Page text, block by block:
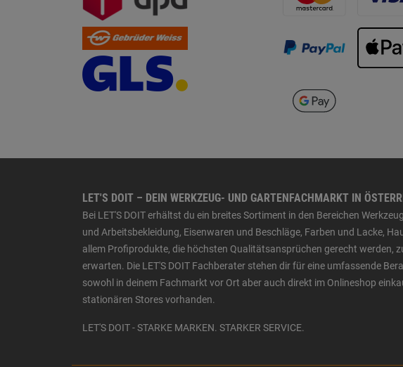
LET'S DOIT – DEIN WERKZEUG- UND GARTENFACHMARKT IN
Bei LET'S DOIT erhältst du ein breites Sortiment in den Bereichen
und Arbeitsbekleidung, Eisenwaren und Beschläge, Farben und Lacke,
allem Profiprodukte, die höchsten Qualitätsansprüchen gerecht werden,
erwarten. Die LET'S DOIT Fachberater stehen dir für eine umfassende
sowohl in deinem Fachmarkt vor Ort aber auch direkt im Onlineshop
stationären Stores vorhanden.
LET'S DOIT - STARKE MARKEN. STARKER SERVICE.